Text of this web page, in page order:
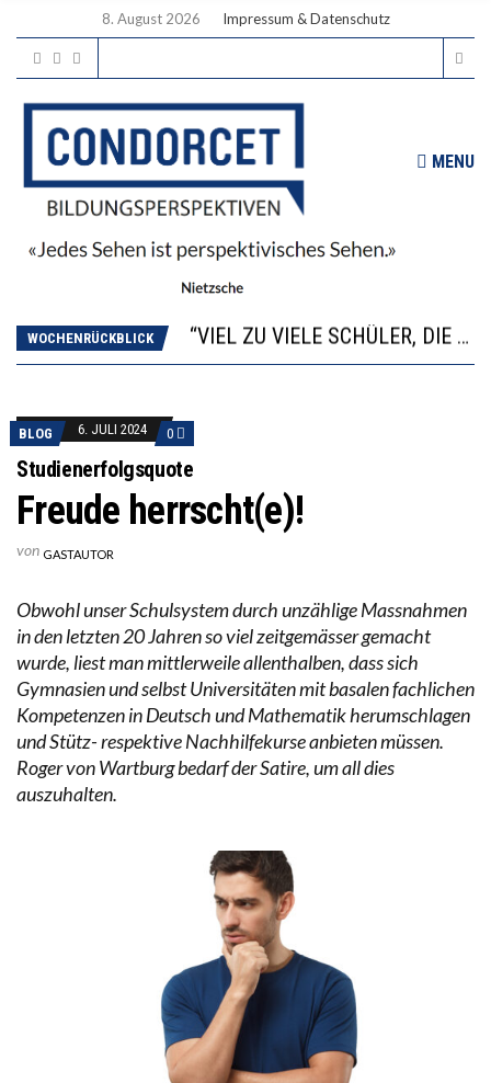
8. August 2026 Impressum & Datenschutz
MENU
WOCHENRÜCKBLICK
DIE GANZE HILFLOSIGKEIT DES BILDUNGSBÜRGERTUMS
WORAUS WÄCHST, WAS KINDER TRÄGT
BLOG 6. JULI 2024 0
Studienerfolgsquote
Freude herrscht(e)!
von GASTAUTOR
Obwohl unser Schulsystem durch unzählige Massnahmen
in den letzten 20 Jahren so viel zeitgemässer gemacht
wurde, liest man mittlerweile allenthalben, dass sich
Gymnasien und selbst Universitäten mit basalen fachlichen
Kompetenzen in Deutsch und Mathematik herumschlagen
und Stütz- respektive Nachhilfekurse anbieten müssen.
Roger von Wartburg bedarf der Satire, um all dies
auszuhalten.